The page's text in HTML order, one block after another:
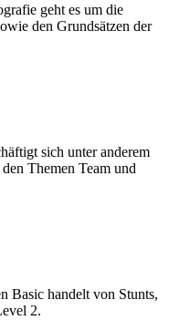
geht es um die
den Grundsätzen der
sich unter anderem
Themen Team und
Basic handelt von Stunts,
2.